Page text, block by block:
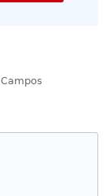
Campos